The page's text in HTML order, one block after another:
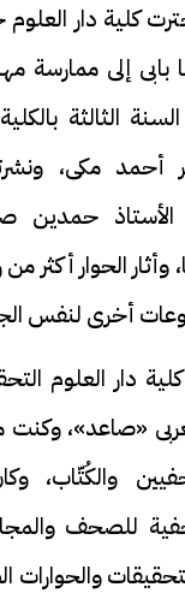
كلية دار
بابى إلى ممارسة
الثالثة
أحمد مكى،
الأستاذ
وأثار الحوار أكثر
أخرى لنفس
دار العلوم
«صاعد»،
والكُتّاب،
للصحف
والحوارات